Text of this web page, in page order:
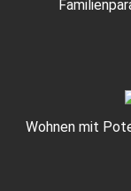
Wohnen mit